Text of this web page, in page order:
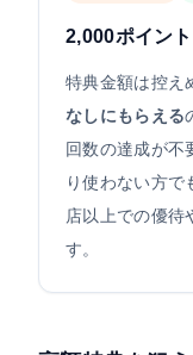
2,000ポイント
特典金額は控え
なしにもらえる
回数の達成が不
り使わない方
店以上での優待
す。